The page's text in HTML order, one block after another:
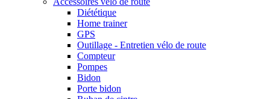
Diététique
Home trainer
GPS
Outillage - Entretien vélo de route
Compteur
Pompes
Bidon
Porte bidon